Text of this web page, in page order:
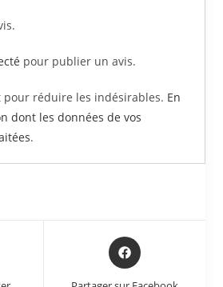
pour publier un avis.
pour réduire les indésirables. En
dont les données de vos
.